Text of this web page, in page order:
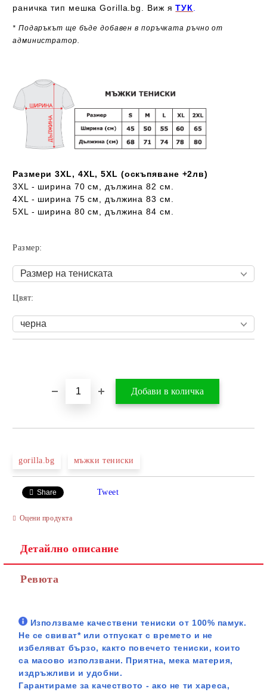
раничка тип мешка Gorilla.bg. Виж яТУК
* Подаръкът ще бъде добавен в поръчката ръчно от
администратор.
Размери 3XL, 4XL, 5XL (оскъпяване +2лв)
3XL - ширина 70 см, дължина 82 см.
4XL - ширина 75 см, дължина 83 см.
5XL - ширина 80 см, дължина 84 см.
Размер:
Цвят:
gorilla.bg мъжки тениски
Share Tweet
Оцени продукта
Детайлно описание
Ревюта
Използваме качествени тениски от 100% памук.
Не се свиват* или отпускат с времето и не
избеляват бързо, както повечето тениски, които
са масово използвани. Приятна, мека материя,
издръжливи и удобни.
Гарантираме за качеството - ако не ти хареса,